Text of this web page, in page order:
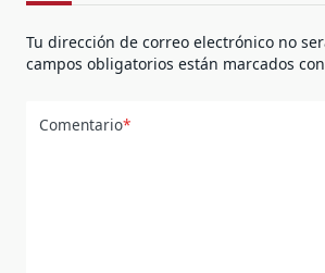
Tu dirección de correo electrónico no
campos obligatorios están marcados con
Comentario*